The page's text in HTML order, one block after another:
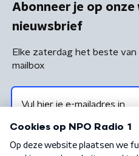
Abonneer je op onze
nieuwsbrief
Elke zaterdag het beste van
mailbox